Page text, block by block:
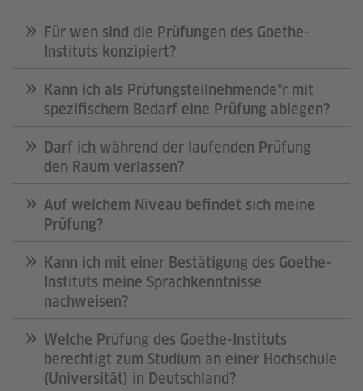
Für wen sind die Prüfungen des Goethe-
Instituts konzipiert?
Kann ich als Prüfungsteilnehmende*r mit
spezifischem Bedarf eine Prüfung ablegen?
Darf ich während der laufenden Prüfung
den Raum verlassen?
Auf welchem Niveau befindet sich meine
Prüfung?
Kann ich mit einer Bestätigung des Goethe-
Instituts meine Sprachkenntnisse
nachweisen?
Welche Prüfung des Goethe-Instituts
berechtigt zum Studium an einer Hochschule
(Universität) in Deutschland?